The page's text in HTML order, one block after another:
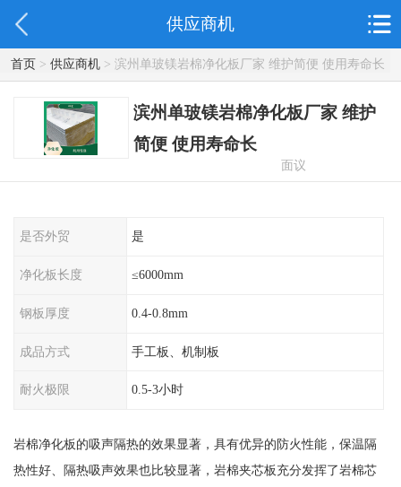
供应商机
首页> 供应商机> 滨州单玻镁岩棉净化板厂家 维护简便 使用寿命长
滨州单玻镁岩棉净化板厂家 维护
简便 使用寿命长
面议
是否外贸 是
净化板长度 ≤6000mm
钢板厚度 0.4-0.8mm
成品方式 手工板、机制板
耐火极限 0.5-3小时
岩棉净化板的吸声隔热的效果显著，具有优异的防火性能，保温隔
热性好、隔热吸声效果也比较显著，岩棉夹芯板充分发挥了岩棉芯